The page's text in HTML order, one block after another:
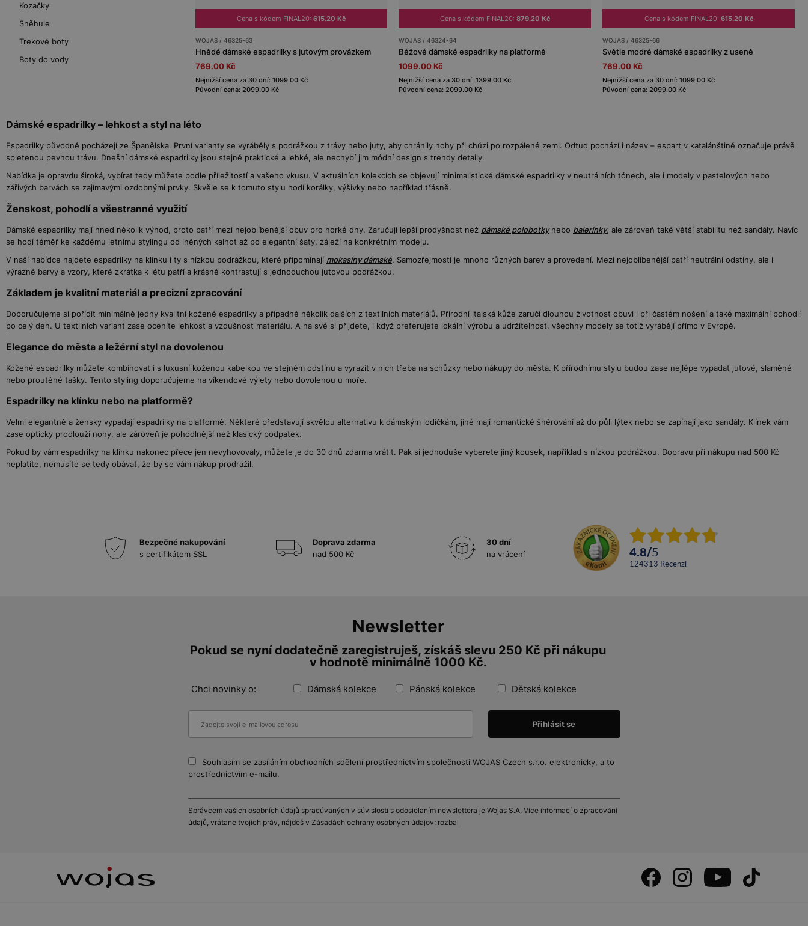
Kozačky
Sněhule
Trekové boty
Boty do vody
Cena s kódem FINAL20: 615.20 Kč
WOJAS / 46325-63
Hnědé dámské espadrilky s jutovým provázkem
769.00 Kč
Nejnižší cena za 30 dní: 1099.00 Kč
Původní cena: 2099.00 Kč
Cena s kódem FINAL20: 879.20 Kč
WOJAS / 46324-64
Béžové dámské espadrilky na platformě
1099.00 Kč
Nejnižší cena za 30 dní: 1399.00 Kč
Původní cena: 2099.00 Kč
Cena s kódem FINAL20: 615.20 Kč
WOJAS / 46325-66
Světle modré dámské espadrilky z useně
769.00 Kč
Nejnižší cena za 30 dní: 1099.00 Kč
Původní cena: 2099.00 Kč
Dámské espadrilky – lehkost a styl na léto
Espadrilky původně pocházejí ze Španělska. První varianty se vyráběly s podrážkou z trávy nebo juty, aby chránily nohy při chůzi po rozpálené zemi. Odtud pochází i název – espart v katalánštině označuje právě
spletenou pevnou trávu. Dnešní dámské espadrilky jsou stejně praktické a lehké, ale nechybí jim módní design s trendy detaily.
Nabídka je opravdu široká, vybírat tedy můžete podle příležitostí a vašeho vkusu. V aktuálních kolekcích se objevují minimalistické dámské espadrilky v neutrálních tónech, ale i modely v pastelových nebo
zářivých barvách se zajímavými ozdobnými prvky. Skvěle se k tomuto stylu hodí korálky, výšivky nebo například třásně.
Ženskost, pohodlí a všestranné využití
Dámské espadrilky mají hned několik výhod, proto patří mezi nejoblíbenější obuv pro horké dny. Zaručují lepší prodyšnost než dámské polobotkynebo balerínky, ale zároveň také větší stabilitu než sandály. Navíc
se hodí téměř ke každému letnímu stylingu od lněných kalhot až po elegantní šaty, záleží na konkrétním modelu.
V naší nabídce najdete espadrilky na klínku i ty s nízkou podrážkou, které připomínají mokasíny dámské. Samozřejmostí je mnoho různých barev a provedení. Mezi nejoblíbenější patří neutrální odstíny, ale i
výrazné barvy a vzory, které zkrátka k létu patří a krásně kontrastují s jednoduchou jutovou podrážkou.
Základem je kvalitní materiál a precizní zpracování
Doporučujeme si pořídit minimálně jedny kvalitní kožené espadrilky a případně několik dalších z textilních materiálů. Přírodní italská kůže zaručí dlouhou životnost obuvi i při častém nošení a také maximální pohodlí
po celý den. U textilních variant zase oceníte lehkost a vzdušnost materiálu. A na své si přijdete, i když preferujete lokální výrobu a udržitelnost, všechny modely se totiž vyrábějí přímo v Evropě.
Elegance do města a ležérní styl na dovolenou
Kožené espadrilky můžete kombinovat i s luxusní koženou kabelkou ve stejném odstínu a vyrazit v nich třeba na schůzky nebo nákupy do města. K přírodnímu stylu budou zase nejlépe vypadat jutové, slaměné
nebo proutěné tašky. Tento styling doporučujeme na víkendové výlety nebo dovolenou u moře.
Espadrilky na klínku nebo na platformě?
Velmi elegantně a žensky vypadají espadrilky na platformě. Některé představují skvělou alternativu k dámským lodičkám, jiné mají romantické šněrování až do půli lýtek nebo se zapínají jako sandály. Klínek vám
zase opticky prodlouží nohy, ale zároveň je pohodlnější než klasický podpatek.
Pokud by vám espadrilky na klínku nakonec přece jen nevyhovovaly, můžete je do 30 dnů zdarma vrátit. Pak si jednoduše vyberete jiný kousek, například s nízkou podrážkou. Dopravu při nákupu nad 500 Kč
neplatíte, nemusíte se tedy obávat, že by se vám nákup prodražil.
Bezpečné nakupování
s certifikátem SSL
Doprava zdarma
nad 500 Kč
30 dní
na vrácení
4.8/5
124313 recenzí
Newsletter
Pokud se nyní dodatečně zaregistruješ, získáš slevu 250 Kč při nákupu
v hodnotě minimálně 1000 Kč.
Chci novinky o: Dámská kolekce Pánská kolekce Dětská kolekce
Souhlasím se zasíláním obchodních sdělení prostřednictvím společnosti WOJAS Czech s.r.o. elektronicky, a to
prostřednictvím e-mailu.
Správcem vašich osobních údajů spracúvaných v súvislosti s odosielaním newslettera je Wojas S.A. Více informací o zpracování
údajů, vrátane tvojich práv, nájdeš v Zásadách ochrany osobných údajov: rozbal